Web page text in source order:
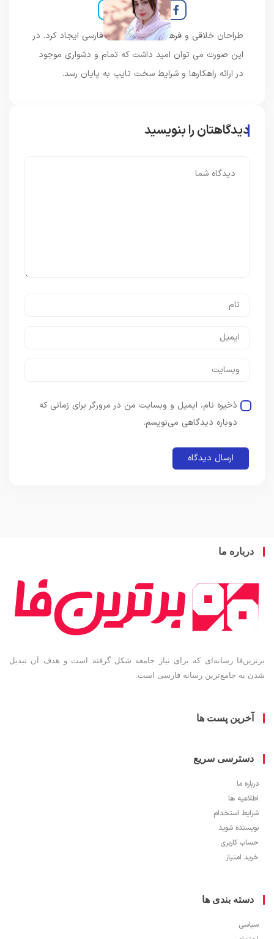
طراحان خلاقی و فرهنگ پیشرو در زبان فارسی ایجاد کرد. در
این صورت می توان امید داشت که تمام و دشواری موجود
در ارائه راهکارها و شرایط سخت تایپ به پایان رسد.
دیدگاهتان را بنویسید
ذخیره نام، ایمیل و وبسایت من در مرورگر برای زمانی که
دوباره دیدگاهی می‌نویسم.
ما
رسانه‌ای که برای نیاز جامعه شکل گرفته است و هدف آن تبدیل
جامع‌ترین رسانه فارسی است.
پست ها
سریع
ها
استخدام
شوید
کاربری
امتیاز
بندی ها